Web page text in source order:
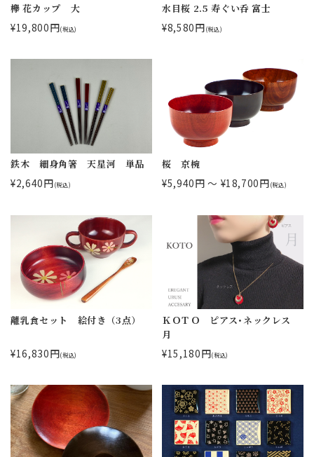
欅 花カップ 大
¥19,800円(税込)
水目桜 2.5 寿ぐい呑 富士
¥8,580円(税込)
鉄木 細身角箸 天星河 単品
¥2,640円(税込)
桜 京椀
¥5,940円 ～ ¥18,700円(税込)
離乳食セット 絵付き（3点）
¥16,830円(税込)
ＫＯＴＯ ピアス･ネックレス
月
¥15,180円(税込)